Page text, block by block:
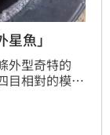
魚」
外型奇特的
目相對的模
茄科的棘茄